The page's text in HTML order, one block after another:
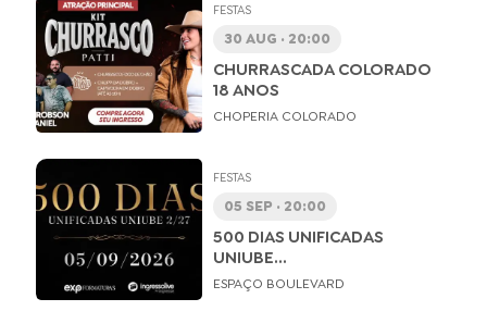
FESTAS
30 AUG · 20:00
CHURRASCADA COLORADO
18 ANOS
CHOPERIA COLORADO
FESTAS
05 SEP · 20:00
500 DIAS UNIFICADAS
UNIUBE...
ESPAÇO BOULEVARD